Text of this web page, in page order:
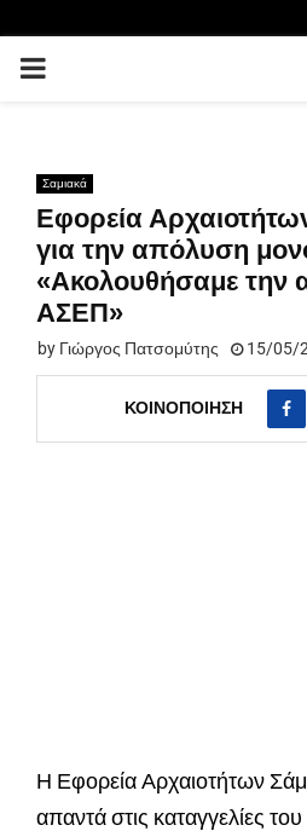
PRIMARY
Σαμιακά
Εφορεία
για την απόλυση
«Ακολουθήσαμε την
ΑΣΕΠ»
by Γιώργος Πατσομύτης 15/05/
ΚΟΙΝΟΠΟΊΗΣΗ
Η Εφορεία Αρχαιοτήτων
απαντά στις καταγγελίες